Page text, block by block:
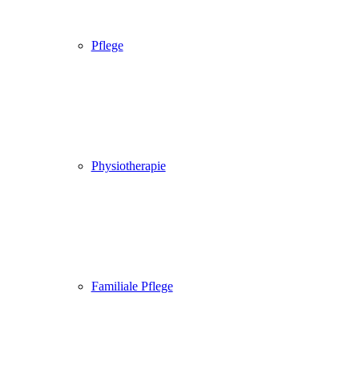
Pflege
Physiotherapie
Familiale Pflege